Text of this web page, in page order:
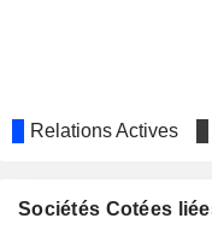
Relations Actives
Sociétés Cotées